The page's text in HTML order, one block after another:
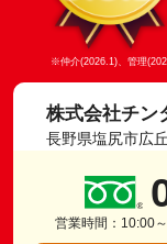
※仲介(2026.1)、管理
株式会社チン
長野県塩尻市広
営業時間：10:00